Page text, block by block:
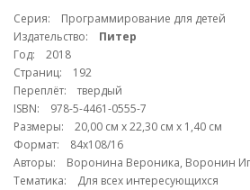
Серия: Программирование для детей
Издательство: Питер
Год: 2018
Страниц: 192
Переплёт: твердый
ISBN: 978-5-4461-0555-7
Размеры: 20,00 см x 22,30 см x 1,40 см
Формат: 84х108/16
Авторы: Воронина Вероника, Воронин
Тематика: Для всех интересующихся